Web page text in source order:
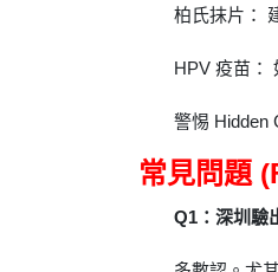
柏氏抹片：
HPV 疫苗：
警惕 Hidden
常見問題
Q1：深圳驗